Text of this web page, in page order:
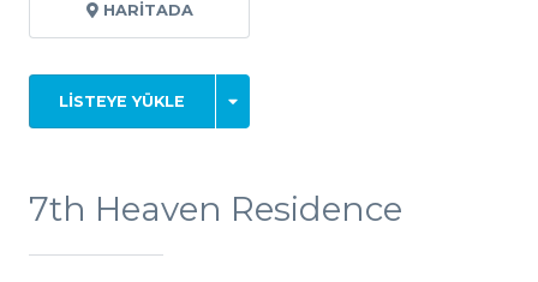
HARITADA
LISTEYE YÜKLE
7th Heaven Residence